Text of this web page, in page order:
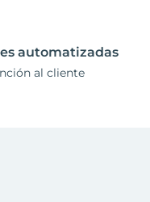
automatizadas
al cliente